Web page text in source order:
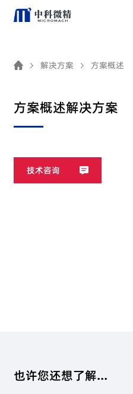
解决方案 方案概述
方案概述解决方案
技术咨询
我们承诺收集您的这
也许您还想了解...